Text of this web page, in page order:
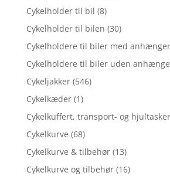
Cykelholder til bil (8)
Cykelholder til bilen (30)
Cykelholdere til biler med
Cykelholdere til biler uden
Cykeljakker (546)
Cykelkæder (1)
Cykelkuffert, transport- og hjultasker
Cykelkurve (68)
Cykelkurve & tilbehør (13)
Cykelkurve og tilbehør (16)